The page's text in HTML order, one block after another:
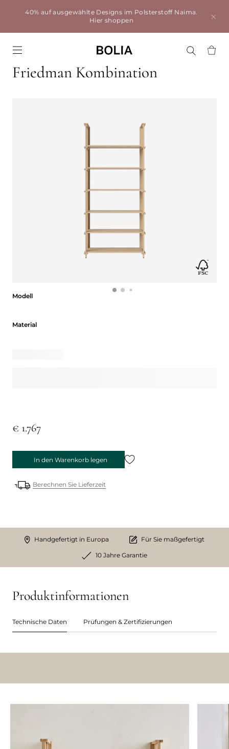
40% auf ausgewählte Designs im Polsterstoff Naima.
Hier shoppen
Friedman Kombination
Modell
Material
€ 1.767
In den Warenkorb legen
Berechnen Sie Lieferzeit
Handgefertigt in Europa Für Sie maßgefertigt
10 Jahre Garantie
Produktinformationen
Technische Daten Prüfungen & Zertifizierungen